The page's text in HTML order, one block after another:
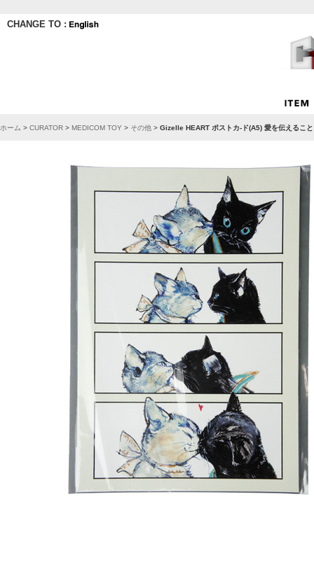
CHANGE TO :
ホーム > CURATOR > MEDICOM TOY > その他 > Gizelle HEART ポストカ-ド(A5) 愛を伝えるこ